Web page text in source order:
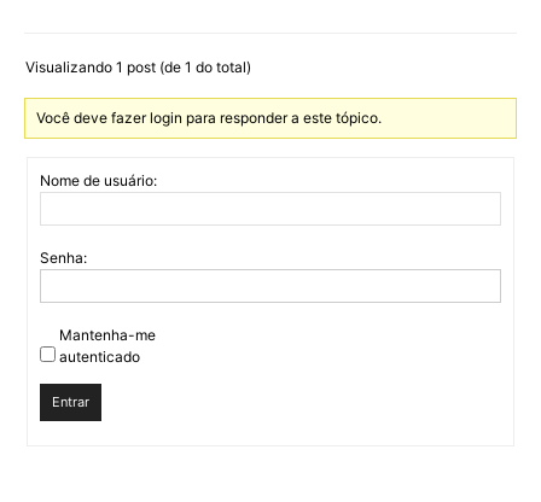
Visualizando 1 post (de 1 do total)
Você deve fazer login para responder a este tópico.
Nome de usuário:
Senha:
Mantenha-me
autenticado
Entrar